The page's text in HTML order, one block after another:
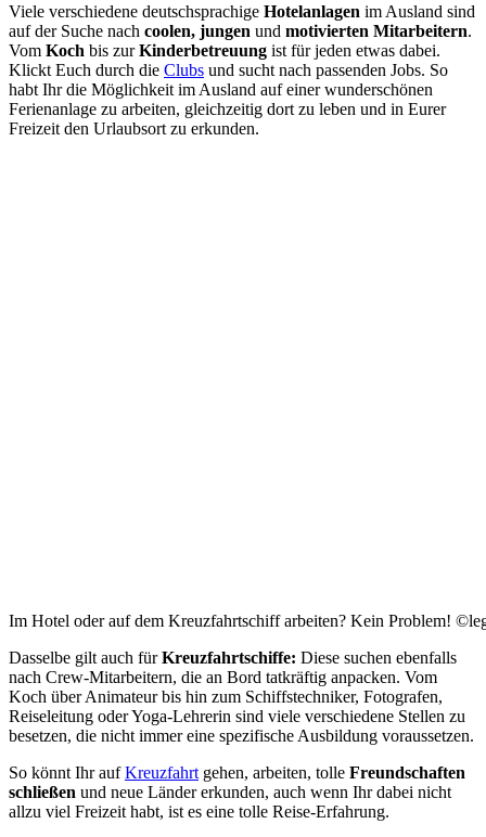
Viele verschiedene deutschsprachige Hotelanlagen im Ausland sind
auf der Suche nach coolen, jungen und motivierten Mitarbeitern.
Vom Koch bis zurKinderbetreuung ist für jeden etwas dabei.
Klickt Euch durch die Clubs und sucht nach passenden Jobs. So
habt Ihr die Möglichkeit im Ausland auf einer wunderschönen
Ferienanlage zu arbeiten, gleichzeitig dort zu leben und in Eurer
Freizeit den Urlaubsort zu erkunden.
Im Hotel oder auf dem Kreuzfahrtschiff arbeiten? Kein Problem!
Dasselbe gilt auch fürKreuzfahrtschiffe: Diese suchen ebenfalls
nach Crew-Mitarbeitern, die an Bord tatkräftig anpacken. Vom
Koch über Animateur bis hin zum Schiffstechniker, Fotografen,
Reiseleitung oder Yoga-Lehrerin sind viele verschiedene Stellen zu
besetzen, die nicht immer eine spezifische Ausbildung voraussetzen.
So könnt Ihr aufKreuzfahrt gehen, arbeiten, tolle Freundschaften
schließen und neue Länder erkunden, auch wenn Ihr dabei nicht
allzu viel Freizeit habt, ist es eine tolle Reise-Erfahrung.